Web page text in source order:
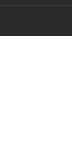
このコンテンツは